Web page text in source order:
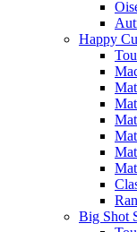
Happy
Big Shot